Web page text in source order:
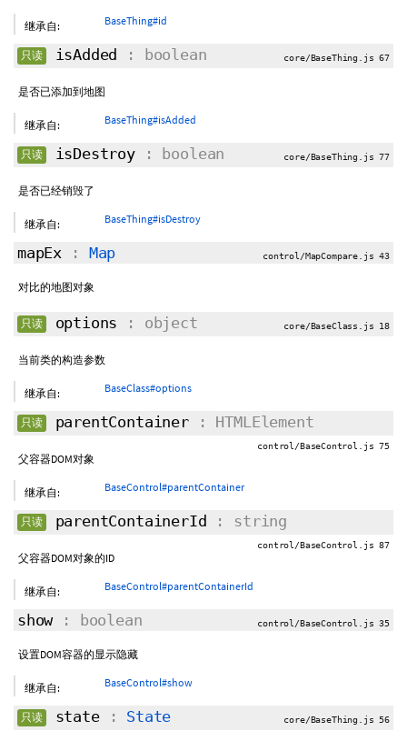
继承自: BaseThing#id
只读 isAdded : boolean core/BaseThing.js 67
是否已添加到地图
继承自: BaseThing#isAdded
只读 isDestroy : boolean core/BaseThing.js 77
是否已经销毁了
继承自: BaseThing#isDestroy
mapEx : Map control/MapCompare.js 43
对比的地图对象
只读 options : object core/BaseClass.js 18
当前类的构造参数
继承自: BaseClass#options
只读 parentContainer: HTMLElement
control/BaseControl.js 75
父容器DOM对象
继承自: BaseControl#parentContainer
只读 parentContainerId : string
control/BaseControl.js 87
父容器DOM对象的ID
继承自: BaseControl#parentContainerId
show: boolean control/BaseControl.js 35
设置DOM容器的显示隐藏
继承自: BaseControl#show
只读 state: State core/BaseThing.js 56